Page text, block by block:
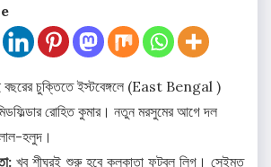
বছরের চুক্তিতে ইস্টবেঙ্গলে (East Bengal )
রোহিত কুমার। নতুন মরসুমের আগে দল
হলুদ।
খুব শীঘ্রই শুরু হবে কলকাতা ফুটবল লিগ। সেইমত